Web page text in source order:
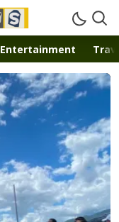
Entertainment